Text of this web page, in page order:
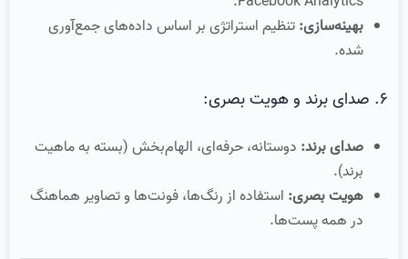
بهینه‌سازی:تنظیم استراتژی بر اساس داده‌های جمع‌آوری
شده.
۶. صدای برند و هویت بصری:
صدای برند: دوستانه، حرفه‌ای، الهام‌بخش (بسته به ماهیت
برند).
هویت بصری: استفاده از رنگ‌ها، فونت‌ها و تصاویر هماهنگ
در همه پست‌ها.